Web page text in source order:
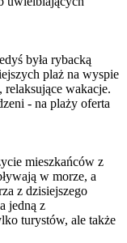
była rybacką
plaż na wyspie
wakacje.
- na plaży oferta
mieszkańców z
w morze, a
z dzisiejszego
jedną z
turystów, ale także